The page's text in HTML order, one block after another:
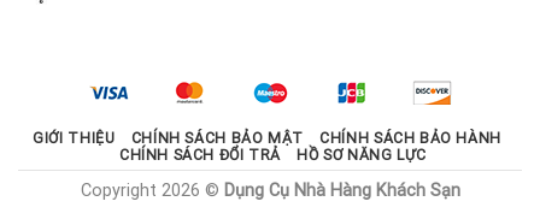
1.785.000 ₫.
GIỚI THIỆU CHÍNH SÁCH BẢO MẬT
CHÍNH SÁCH BẢO HÀNH
CHÍNH SÁCH ĐỔI TRẢ
HỒ SƠ NĂNG LỰC
Copyright 2026 © Dụng Cụ Nhà Hàng Khách Sạn